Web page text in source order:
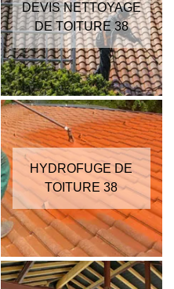
DEVIS NETTOYAGE
DE TOITURE 38
HYDROFUGE DE
TOITURE 38